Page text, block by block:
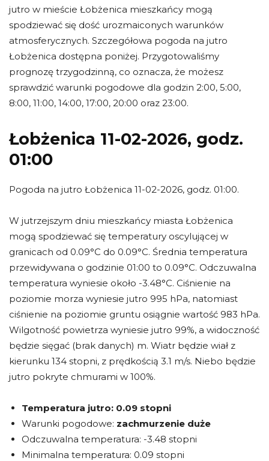
jutro w mieście Łobżenica mieszkańcy mogą
spodziewać się dość urozmaiconych warunków
atmosferycznych. Szczegółowa pogoda na jutro
Łobżenica dostępna poniżej. Przygotowaliśmy
prognozę trzygodzinną, co oznacza, że możesz
sprawdzić warunki pogodowe dla godzin 2:00, 5:00,
8:00, 11:00, 14:00, 17:00, 20:00 oraz 23:00.
Łobżenica 11-02-2026, godz.
01:00
Pogoda na jutro Łobżenica 11-02-2026, godz. 01:00.
W jutrzejszym dniu mieszkańcy miasta Łobżenica
mogą spodziewać się temperatury oscylującej w
granicach od 0.09°C do 0.09°C. Średnia temperatura
przewidywana o godzinie 01:00 to 0.09°C. Odczuwalna
temperatura wyniesie około -3.48°C. Ciśnienie na
poziomie morza wyniesie jutro 995 hPa, natomiast
ciśnienie na poziomie gruntu osiągnie wartość 983 hPa.
Wilgotność powietrza wyniesie jutro 99%, a widoczność
będzie sięgać (brak danych) m. Wiatr będzie wiał z
kierunku 134 stopni, z prędkością 3.1 m/s. Niebo będzie
jutro pokryte chmurami w 100%.
Temperatura jutro: 0.09 stopni
Warunki pogodowe: zachmurzenie duże
Odczuwalna temperatura: -3.48 stopni
Minimalna temperatura: 0.09 stopni